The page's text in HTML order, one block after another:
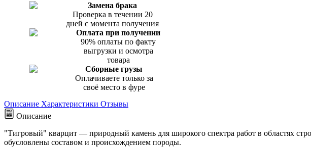
Замена брака
Проверка в течении 20
дней с момента получения
Оплата при получении
90% оплаты по факту
выгрузки и осмотра
товара
Сборные грузы
Оплачиваете только за
своё место в фуре
Описание Характеристики Отзывы
Описание
"Тигровый" кварцит — природный камень для широкого спектра работ в областях
обусловлены составом и происхождением породы.